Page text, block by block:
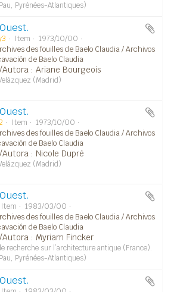
Pyrénées-Atlantiques)
Item
1973/10/00
des fouilles de Baelo Claudia / Archivos
de Baelo Claudia
: Ariane Bourgeois
(Madrid)
Item
1973/10/00
des fouilles de Baelo Claudia / Archivos
de Baelo Claudia
: Nicole Dupré
(Madrid)
Item
1983/03/00
des fouilles de Baelo Claudia / Archivos
de Baelo Claudia
: Myriam Fincker
recherche sur l’architecture antique (France).
Pyrénées-Atlantiques)